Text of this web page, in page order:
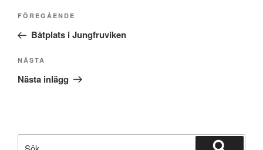
Inläggsnavigering
Föregående
inlägg
FÖREGÅENDE
Båtplats i Jungfruviken
Nästa
inlägg
NÄSTA
Nästa inlägg